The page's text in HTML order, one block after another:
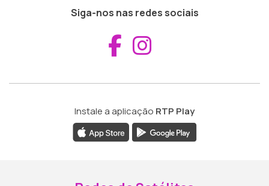
Siga-nos nas redes sociais
Aceder ao
Instale a aplicação RTP Play